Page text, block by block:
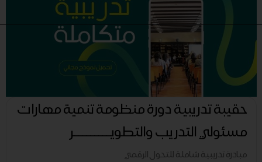
حقيبة تدريبية دورة منظومة تنمية مهارات
مسئولي التدريب والتطويـــــــــر
مبادرة تدريبية شاملة للتحول الرقمي